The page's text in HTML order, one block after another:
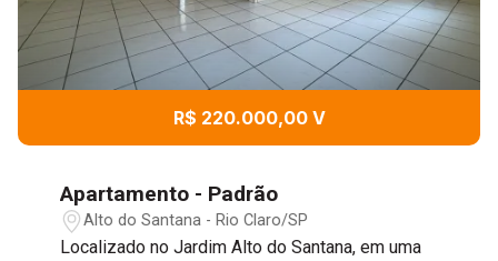
R$ 220.000,00 V
Apartamento - Padrão
Alto do Santana - Rio Claro/SP
Localizado no Jardim Alto do Santana, em uma